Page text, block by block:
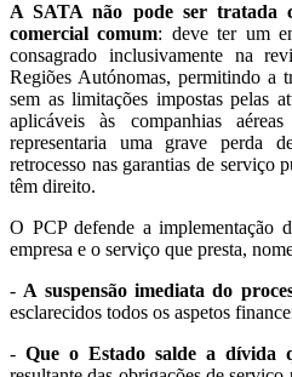
A SATA não pode ser tratada
comercial comum: deve ter um
consagrado inclusivamente na
Regiões Autónomas, permitindo a
sem as limitações impostas pelas
aplicáveis às companhias
representaria uma grave perda
retrocesso nas garantias de serviço
têm direito.
O PCP defende a implementação
empresa e o serviço que presta,
-A suspensão imediata do
esclarecidos todos os aspetos
- Que o Estado salde a dívida